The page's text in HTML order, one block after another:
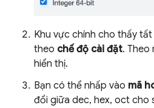
Khu vực chính cho thấy tất
theo chế độ cài đặt. Theo
hiển thị.
Bạn có thể nhấp vào mã
đổi giữa dec, hex, oct cho